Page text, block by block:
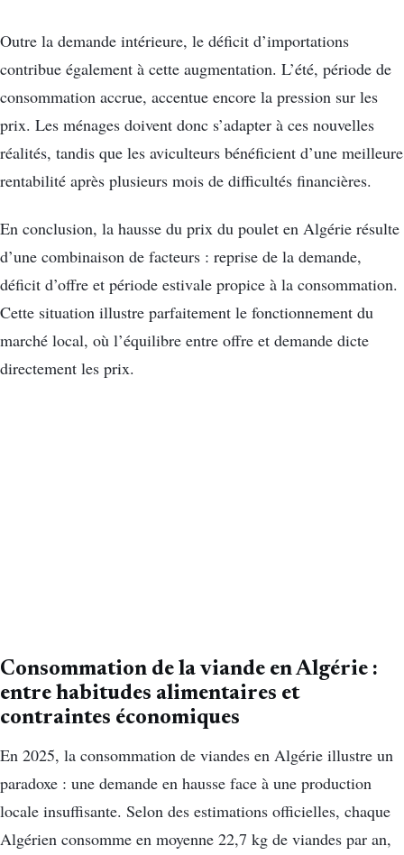
Outre la demande intérieure, le déficit d’importations
contribue également à cette augmentation. L’été, période de
consommation accrue, accentue encore la pression sur les
prix. Les ménages doivent donc s’adapter à ces nouvelles
réalités, tandis que les aviculteurs bénéficient d’une meilleure
rentabilité après plusieurs mois de difficultés financières.
En conclusion, la hausse du prix du poulet en Algérie résulte
d’une combinaison de facteurs : reprise de la demande,
déficit d’offre et période estivale propice à la consommation.
Cette situation illustre parfaitement le fonctionnement du
marché local, où l’équilibre entre offre et demande dicte
directement les prix.
Consommation de la viande en Algérie :
entre habitudes alimentaires et
contraintes économiques
En 2025, la consommation de viandes en Algérie illustre un
paradoxe : une demande en hausse face à une production
locale insuffisante. Selon des estimations officielles, chaque
Algérien consomme en moyenne 22,7 kg de viandes par an,